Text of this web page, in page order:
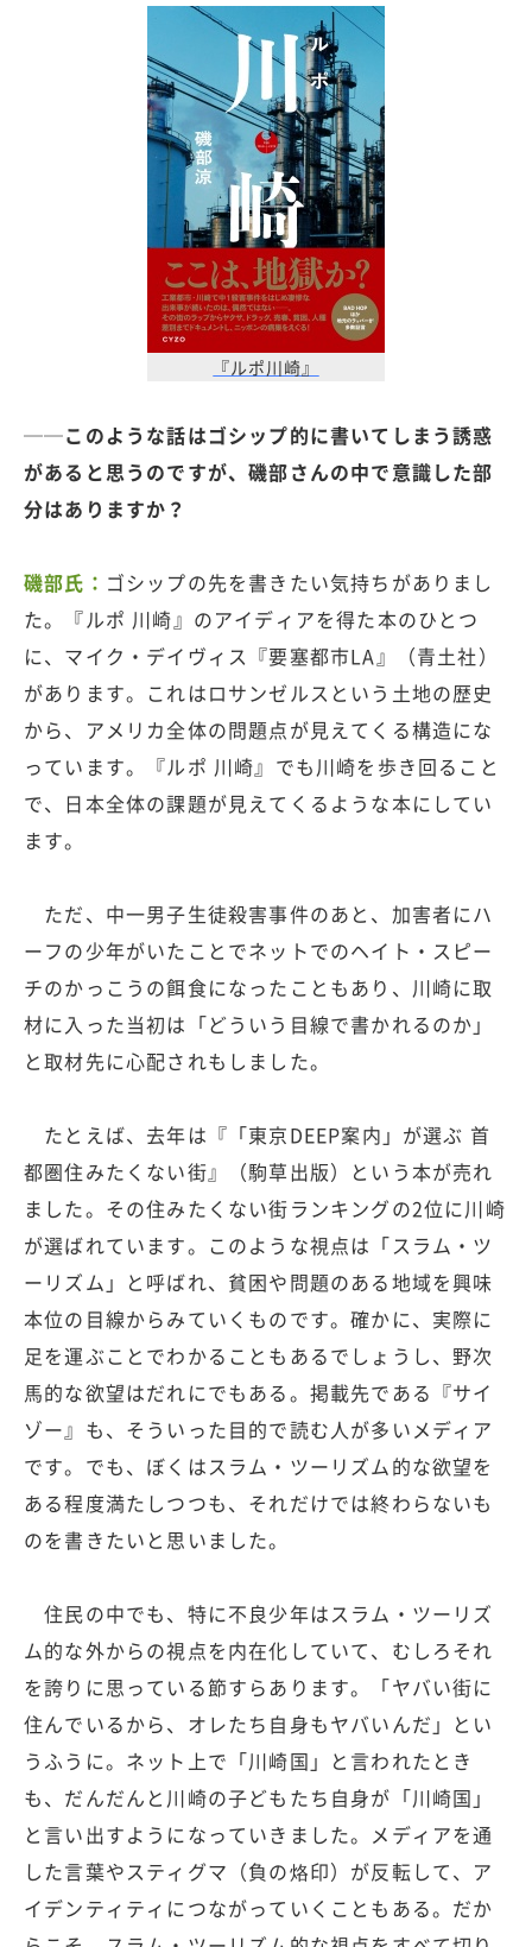
『ルポ川崎』
──このような話はゴシップ的に書いてしまう誘惑
があると思うのですが、磯部さんの中で意識した部
分はありますか？
磯部氏： ゴシップの先を書きたい気持ちがありまし
た。『ルポ 川崎』のアイディアを得た本のひとつ
に、マイク・デイヴィス『要塞都市LA』（青土社）
があります。これはロサンゼルスという土地の歴史
から、アメリカ全体の問題点が見えてくる構造にな
っています。『ルポ 川崎』でも川崎を歩き回ること
で、日本全体の課題が見えてくるような本にしてい
ます。
ただ、中一男子生徒殺害事件のあと、加害者にハ
ーフの少年がいたことでネットでのヘイト・スピー
チのかっこうの餌食になったこともあり、川崎に取
材に入った当初は「どういう目線で書かれるのか」
と取材先に心配されもしました。
たとえば、去年は『「東京DEEP案内」が選ぶ 首
都圏住みたくない街』（駒草出版）という本が売れ
ました。その住みたくない街ランキングの2位に川崎
が選ばれています。このような視点は「スラム・ツ
ーリズム」と呼ばれ、貧困や問題のある地域を興味
本位の目線からみていくものです。確かに、実際に
足を運ぶことでわかることもあるでしょうし、野次
馬的な欲望はだれにでもある。掲載先である『サイ
ゾー』も、そういった目的で読む人が多いメディア
です。でも、ぼくはスラム・ツーリズム的な欲望を
ある程度満たしつつも、それだけでは終わらないも
のを書きたいと思いました。
住民の中でも、特に不良少年はスラム・ツーリズ
ム的な外からの視点を内在化していて、むしろそれ
を誇りに思っている節すらあります。「ヤバい街に
住んでいるから、オレたち自身もヤバいんだ」とい
うふうに。ネット上で「川崎国」と言われたとき
も、だんだんと川崎の子どもたち自身が「川崎国」
と言い出すようになっていきました。メディアを通
した言葉やスティグマ（負の烙印）が反転して、ア
イデンティティにつながっていくこともある。だか